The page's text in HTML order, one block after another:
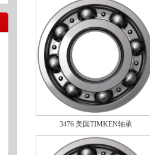
3476 美国TIMKEN轴承
24044EMBW33C08